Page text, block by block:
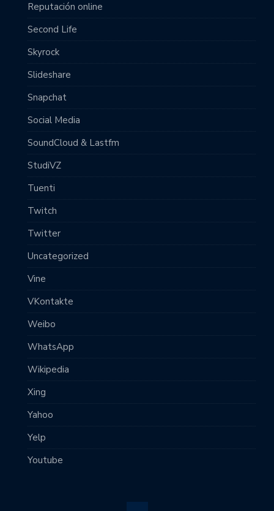
Reputación online
Second Life
Skyrock
Slideshare
Snapchat
Social Media
SoundCloud & Lastfm
StudiVZ
Tuenti
Twitch
Twitter
Uncategorized
Vine
VKontakte
Weibo
WhatsApp
Wikipedia
Xing
Yahoo
Yelp
Youtube